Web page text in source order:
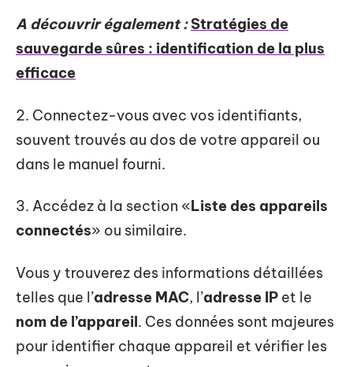
A découvrir également : Stratégies de
sauvegarde sûres : identification de la plus
efficace
2. Connectez-vous avec vos identifiants,
souvent trouvés au dos de votre appareil ou
dans le manuel fourni.
3. Accédez à la section «Liste des appareils
connectés» ou similaire.
Vous y trouverez des informations détaillées
telles que l’adresse MAC, l’adresse IP et le
nom de l’appareil. Ces données sont majeures
pour identifier chaque appareil et vérifier les